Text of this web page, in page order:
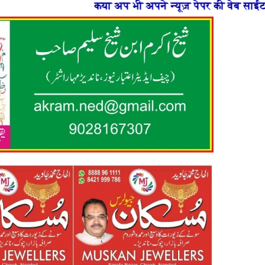
भी अपने न्यूज़ पेपर की वेब साईट बनाना चाहते है या फिर